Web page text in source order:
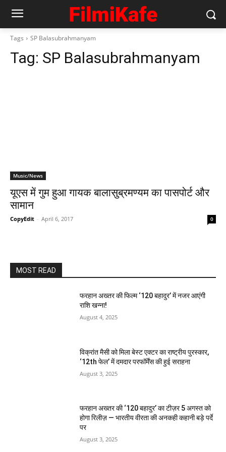
Tags SP Balasubrahmanyam
Tag: SP Balasubrahmanyam
Music/News
यूएस में गुम हुआ गायक बालासुब्रमण्‍यम का पासपोर्ट और
सामान
CopyEdit - April 6, 2017 0
MOST READ
फरहान अख्तर की फिल्म ‘120 बहादुर’ में नजर आएंगी
राशि खन्ना!
August 4, 2025
विक्रांत मैसी को मिला बेस्ट एक्टर का राष्ट्रीय पुरस्कार,
‘12th फेल’ में दमदार परफॉर्मेंस की हुई सराहना
August 3, 2025
फरहान अख्तर की ‘120 बहादुर’ का टीज़र 5 अगस्त को
होगा रिलीज़ — भारतीय वीरता की अनकही कहानी बड़े पर्दे
पर
August 3, 2025